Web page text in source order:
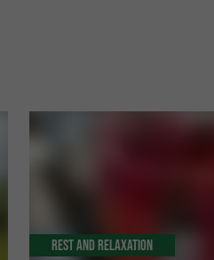
Rest and relaxation